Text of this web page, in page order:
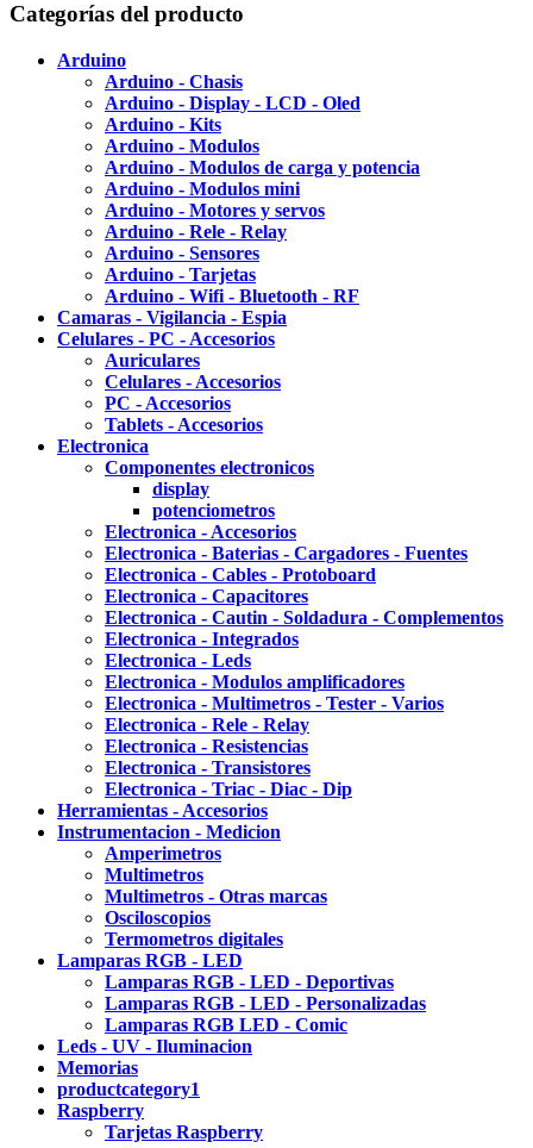
Categorías del producto
Arduino
Arduino - Chasis
Arduino - Display - LCD - Oled
Arduino - Kits
Arduino - Modulos
Arduino - Modulos de carga y potencia
Arduino - Modulos mini
Arduino - Motores y servos
Arduino - Rele - Relay
Arduino - Sensores
Arduino - Tarjetas
Arduino - Wifi - Bluetooth - RF
Camaras - Vigilancia - Espia
Celulares - PC - Accesorios
Auriculares
Celulares - Accesorios
PC - Accesorios
Tablets - Accesorios
Electronica
Componentes electronicos
display
potenciometros
Electronica - Accesorios
Electronica - Baterias - Cargadores - Fuentes
Electronica - Cables - Protoboard
Electronica - Capacitores
Electronica - Cautin - Soldadura - Complementos
Electronica - Integrados
Electronica - Leds
Electronica - Modulos amplificadores
Electronica - Multimetros - Tester - Varios
Electronica - Rele - Relay
Electronica - Resistencias
Electronica - Transistores
Electronica - Triac - Diac - Dip
Herramientas - Accesorios
Instrumentacion - Medicion
Amperimetros
Multimetros
Multimetros - Otras marcas
Osciloscopios
Termometros digitales
Lamparas RGB - LED
Lamparas RGB - LED - Deportivas
Lamparas RGB - LED - Personalizadas
Lamparas RGB LED - Comic
Leds - UV - Iluminacion
Memorias
productcategory1
Raspberry
Tarjetas Raspberry